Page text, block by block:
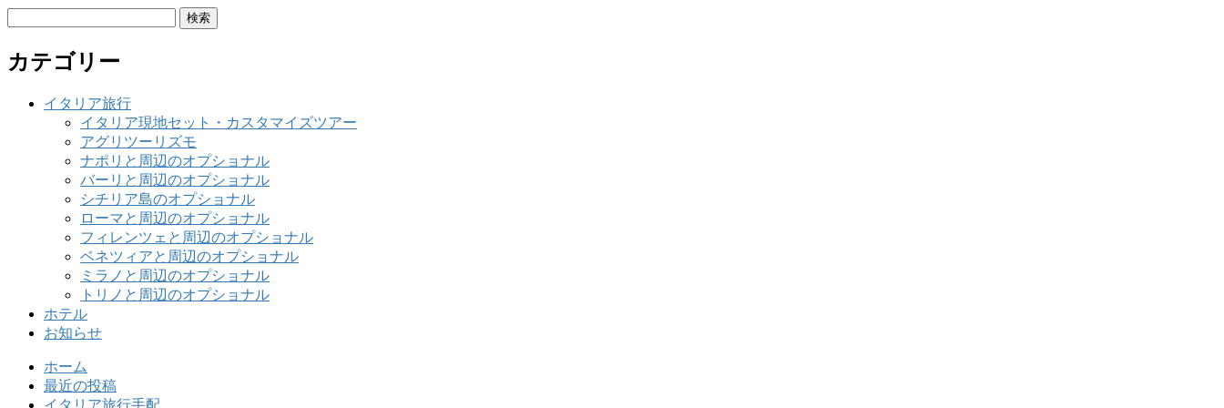
カテゴリー
イタリア旅行
イタリア現地セット・カスタマイズツアー
アグリツーリズモ
ナポリと周辺のオプショナル
バーリと周辺のオプショナル
シチリア島のオプショナル
ローマと周辺のオプショナル
フィレンツェと周辺のオプショナル
ベネツィアと周辺のオプショナル
ミラノと周辺のオプショナル
トリノと周辺のオプショナル
ホテル
お知らせ
ホーム
最近の投稿
イタリア旅行手配